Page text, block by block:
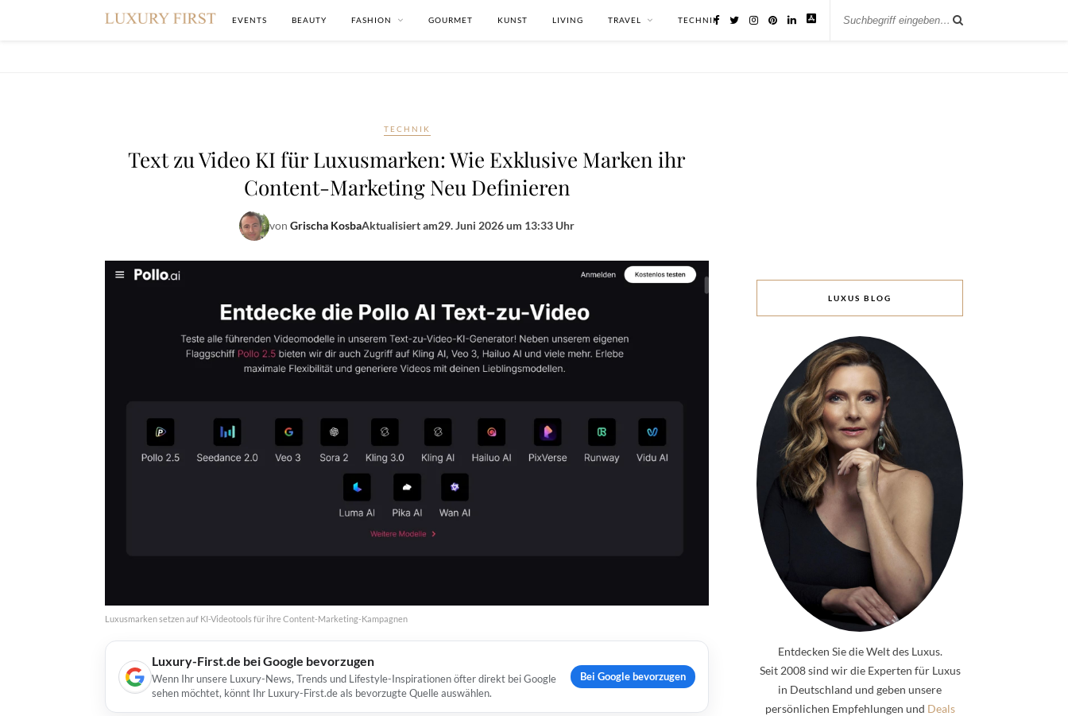
EVENTS BEAUTY FASHION GOURMET KUNST LIVING TRAVEL TECHNIK
TECHNIK
Text zu Video KI für Luxusmarken: Wie Exklusive Marken ihr
Content-Marketing Neu Definieren
von Grischa KosbaAktualisiert am29. Juni 2026 um 13:33 Uhr
Luxusmarken setzen auf KI-Videotools für ihre Content-Marketing-Kampagnen
Luxury-First.de bei Google bevorzugen
Wenn Ihr unsere Luxury-News, Trends und Lifestyle-Inspirationen öfter direkt bei Google
sehen möchtet, könnt Ihr Luxury-First.de als bevorzugte Quelle auswählen.
Bei Google bevorzugen
LUXUS BLOG
Entdecken Sie die Welt des Luxus.
Seit 2008 sind wir die Experten für Luxus
in Deutschland und geben unsere
persönlichen Empfehlungen und Deals